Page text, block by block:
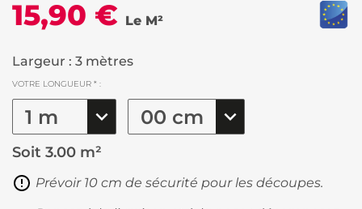
15,90 € Le M²
Largeur : 3 mètres
VOTRE LONGUEUR * :
Soit 3.00 m²
Prévoir 10 cm de sécurité pour les découpes.